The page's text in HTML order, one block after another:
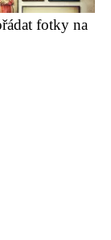
fotky na